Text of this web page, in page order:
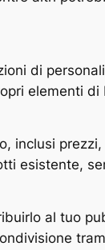
di
elementi di
inclusi
esistente,
al tuo